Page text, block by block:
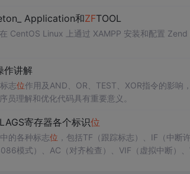
Application和ZFTOOL
CentOS Linux 上通过 XAMPP 安装和配置
作讲解
志位作用及AND、OR、TEST、XOR指令的影响
员理解和优化代码具有重要意义。
寄存器各个标识位
的各种标志位 ，包括TF（跟踪标志）、IF（中
模式）、AC（对齐检查）、VIF（虚拟中断）